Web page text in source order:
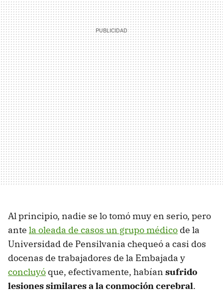
Al principio, nadie se lo tomó muy en serio, pero
ante la oleada de casos un grupo médico de la
Universidad de Pensilvania chequeó a casi dos
docenas de trabajadores de la Embajada y
concluyó que, efectivamente, habían sufrido
lesiones similares a la conmoción cerebral.